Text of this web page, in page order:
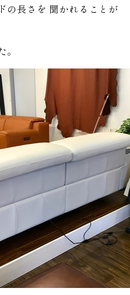
の長さを 聞かれることが